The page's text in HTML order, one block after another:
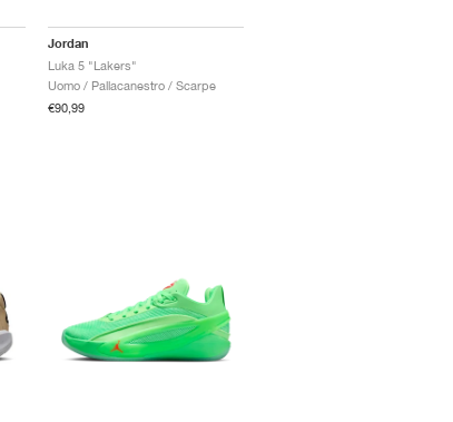
Jordan
Luka 5 "Lakers"
Uomo / Pallacanestro / Scarpe
€90,99